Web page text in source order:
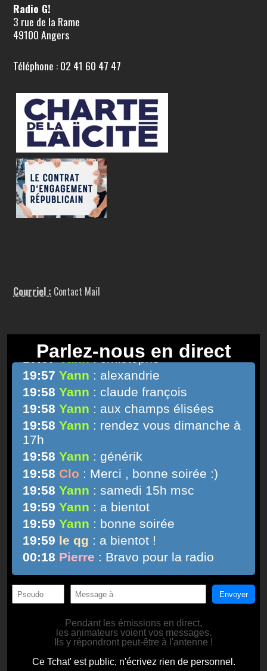
Radio G!
3 rue de la Rame
49100 Angers
Téléphone : 02 41 60 47 47
Courriel : Contact Mail